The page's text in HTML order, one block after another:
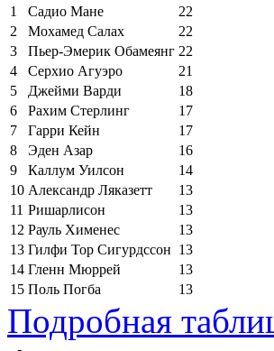
1
Садио Мане
22
2
Мохамед Салах
22
3
Пьер-Эмерик Обамеянг 22
4
Серхио Агуэро
21
5
Джейми Варди
18
6
Рахим Стерлинг
17
7
Гарри Кейн
17
8
Эден Азар
16
9
Каллум Уилсон
14
10 Александр Ляказетт
13
11 Ришарлисон
13
12 Рауль Хименес
13
13 Гилфи Тор Сигурдссон 13
14 Гленн Мюррей
13
15 Поль Погба 13
Подробная